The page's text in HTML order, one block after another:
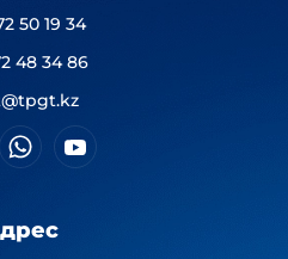
50 19 34
48 34 86